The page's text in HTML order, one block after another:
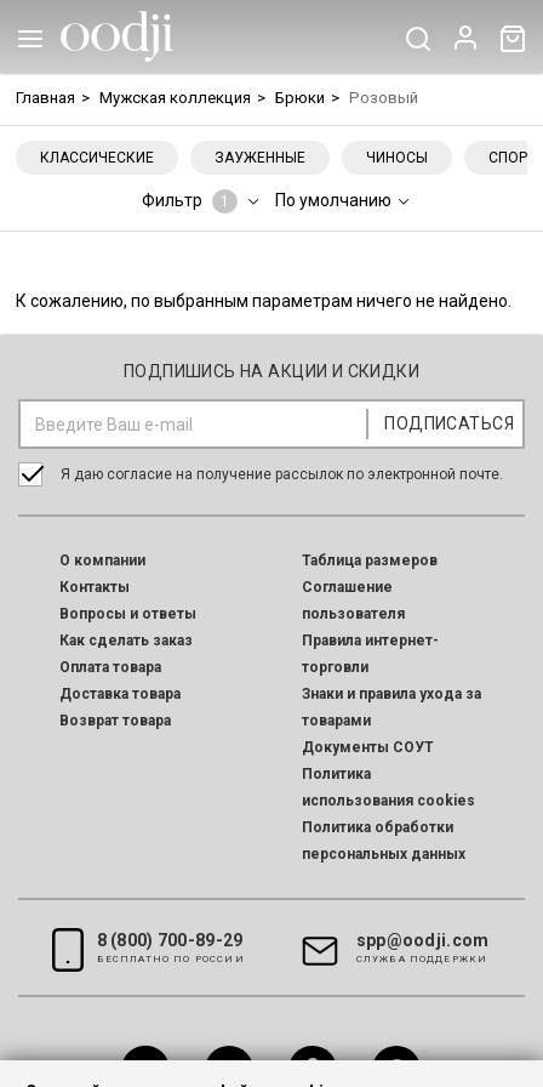
Главная > Мужская коллекция > Брюки > Розовый
КЛАССИЧЕСКИЕ ЗАУЖЕННЫЕ ЧИНОСЫ
Фильтр 1 По умолчанию
К сожалению, по выбранным параметрам ничего не найдено.
ПОДПИШИСЬ НА АКЦИИ И СКИДКИ
Я даю согласие на получение рассылок по электронной почте.
O компании
Контакты
Вопросы и ответы
Как сделать заказ
Оплата товара
Доставка товара
Возврат товара
Таблица размеров
Соглашение
пользователя
Правила интернет-
торговли
Знаки и правила ухода за
товарами
Документы СОУТ
Политика
использования cookies
Политика обработки
персональных данных
8 (800) 700-89-29
БЕСПЛАТНО ПО РОССИИ
spp@oodji.com
CЛУЖБА ПОДДЕРЖКИ